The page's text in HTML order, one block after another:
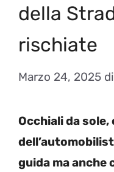
della
rischiate
Marzo 24, 2025 di
Occhiali da sole,
guida ma anche